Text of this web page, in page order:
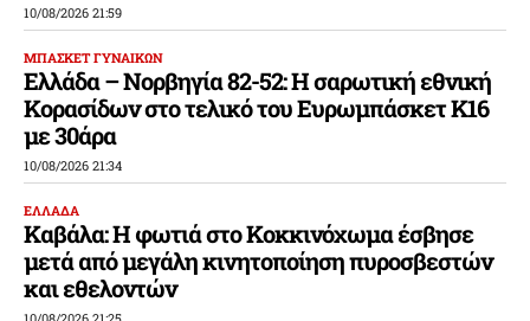
10/08/2026 21:59
ΜΠΑΣΚΕΤ ΓΥΝΑΙΚΩΝ
Ελλάδα – Νορβηγία 82-52: Η σαρωτική εθνική
Κορασίδων στο τελικό του Ευρωμπάσκετ Κ16
με 30άρα
10/08/2026 21:34
ΕΛΛΑΔΑ
Καβάλα: Η φωτιά στο Κοκκινόχωμα έσβησε
μετά από μεγάλη κινητοποίηση πυροσβεστών
και εθελοντών